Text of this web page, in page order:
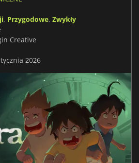
, Przygodowe, Zwykły
Creative
2026